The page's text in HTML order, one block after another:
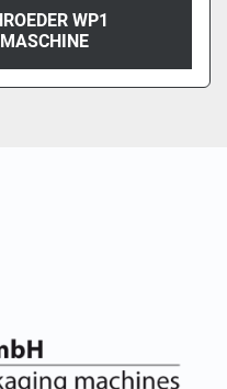
WP1